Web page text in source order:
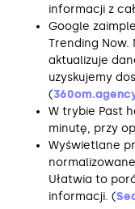
informacji z
Google
Trending Now.
aktualizuje
uzyskujemy
(
W trybie Past
minutę, przy
Wyświetlane
Ułatwia to
informacji. (